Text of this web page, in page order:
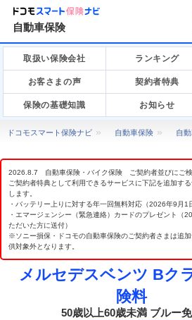
自動車保険
取扱い保険会社 ランキング
お客さまの声 契約者特典
保険の基礎知識 お知らせ
ドコモスマート保険ナビ 自動車保険 自
2026.8.7 自動車保険・バイク保険 ご契約者並びにご
ご契約者特典として利用できるサービスに下記を追加す
します。
・バッテリー上りに対する年一回無料対応（2026年9月1
・エマージェンシー（緊急連絡）カードのプレゼント（
ただいた方に送付）
※ソニー損保・ドコモの自動車保険のご契約者さまは追
供対象外となります。
メルセデスベンツ Bク
険料
50歳以上60歳未満 ブルー